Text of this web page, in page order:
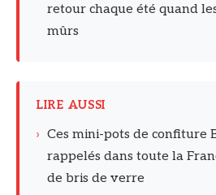
retour chaque été quand
mûrs
LIRE AUSSI
› Ces mini-pots de confiture
rappelés dans toute la
de bris de verre